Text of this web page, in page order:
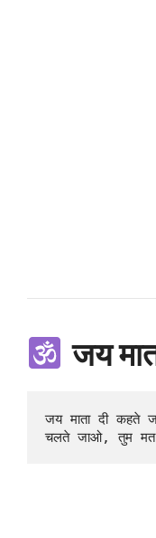
जय
जय माता दी कहते